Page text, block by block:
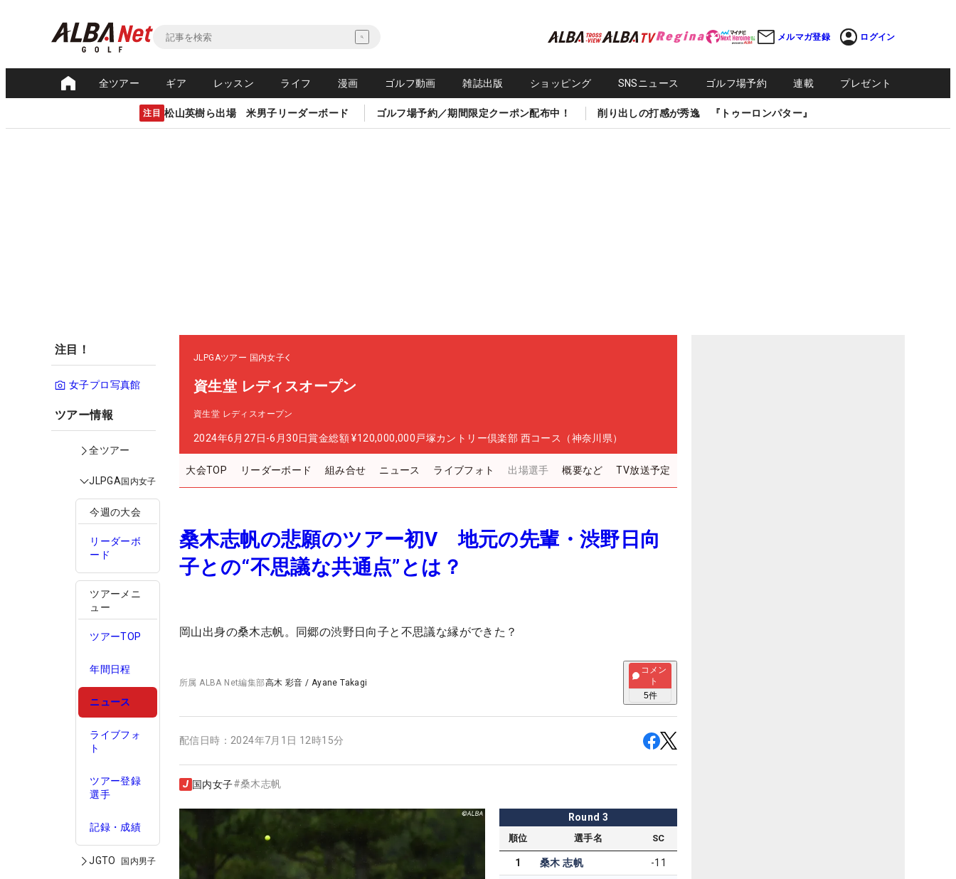
メルマガ登録 ログイン
全ツアー ギア レッスン ライフ 漫画 ゴルフ動画 雑誌出版 ショッピング SNSニュース ゴルフ場予約 連載 プレゼント
注目 松山英樹ら出場 米男子リーダーボード ゴルフ場予約／期間限定クーポン配布中！ 削り出しの打感が秀逸 『トゥーロンパター』
注目！
女子プロ写真館
ツアー情報
全ツアー
JLPGA国内女子
今週の大会
リーダーボ
ード
ツアーメニ
ュー
ツアーTOP
年間日程
ニュース
ライブフォ
ト
ツアー登録
選手
記録・成績
JGTO 国内男子
JLPGAツアー 国内女子
資生堂 レディスオープン
資生堂 レディスオープン
2024年6月27日-6月30日賞金総額 ¥120,000,000 戸塚カントリー倶楽部 西コース（神奈川県）
大会TOP リーダーボード 組み合せ ニュース ライブフォト 出場選手 概要など TV放送予定
桑木志帆の悲願のツアー初V 地元の先輩・渋野日向
子との“不思議な共通点”とは？
岡山出身の桑木志帆。同郷の渋野日向子と不思議な縁ができた？
所属ALBA Net編集部高木 彩音 / Ayane Takagi
コメン
ト
5件
配信日時： 2024年7月1日 12時15分
国内女子#桑木志帆
Round 3
順位 選手名 SC
1 桑木 志帆 -11